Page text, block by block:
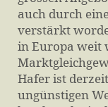
auch durch
verstärkt
in Europa weit
Hafer ist
ungünstigen